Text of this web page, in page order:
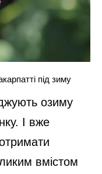
під зиму
озиму
І вже
вмістом